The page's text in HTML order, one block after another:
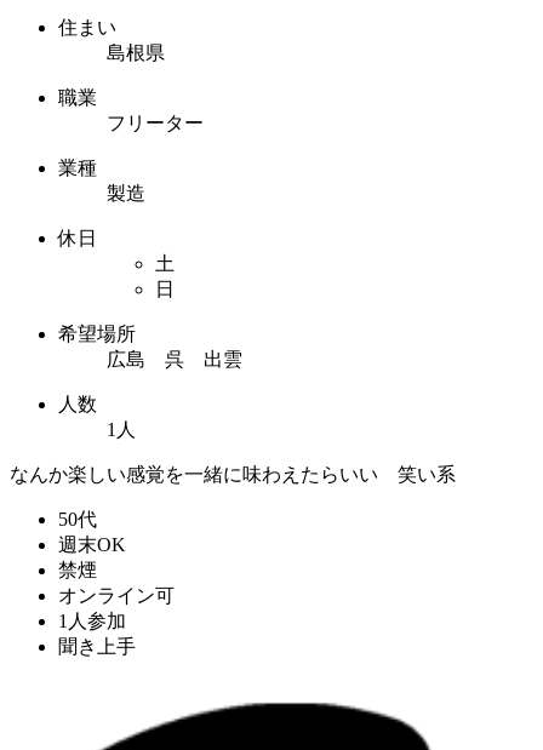
住まい
島根県
職業
フリーター
業種
製造
休日
土
日
希望場所
広島 呉 出雲
人数
1人
なんか楽しい感覚を一緒に味わえたらいい 笑い系
50代
週末OK
禁煙
オンライン可
1人参加
聞き上手